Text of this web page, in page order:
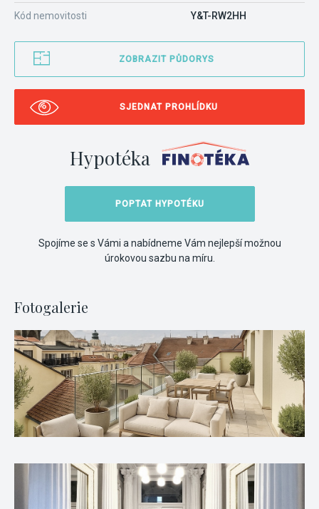
Kód nemovitosti Y&T-RW2HH
ZOBRAZIT PŮDORYS
SJEDNAT PROHLÍDKU
Hypotéka
POPTAT HYPOTÉKU
Spojíme se s Vámi a nabídneme Vám nejlepší možnou
úrokovou sazbu na míru.
Fotogalerie